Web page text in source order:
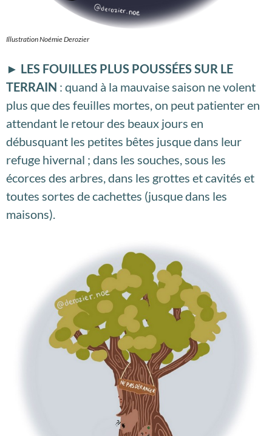
Illustration Noémie Derozier
► LES FOUILLES PLUS POUSSÉES SUR LE
TERRAIN : quand à la mauvaise saison ne volent
plus que des feuilles mortes, on peut patienter en
attendant le retour des beaux jours en
débusquant les petites bêtes jusque dans leur
refuge hivernal ; dans les souches, sous les
écorces des arbres, dans les grottes et cavités et
toutes sortes de cachettes (jusque dans les
maisons).